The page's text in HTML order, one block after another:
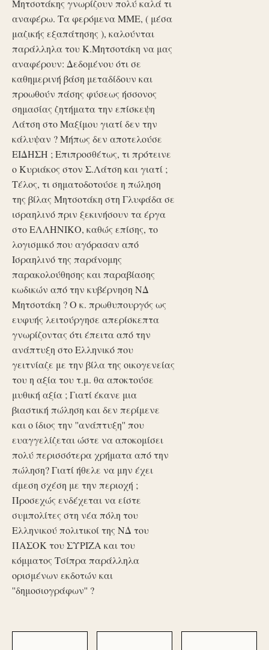
Μητσοτάκης γνωρίζουν πολύ καλά τι
αναφέρω. Τα φερόμενα ΜΜΕ, ( μέσα
μαζικής εξαπάτησης ), καλούνται
παράλληλα του Κ.Μητσοτάκη να μας
αναφέρουν: Δεδομένου ότι σε
καθημερινή βάση μεταδίδουν και
προωθούν πάσης φύσεως ήσσονος
σημασίας ζητήματα την επίσκεψη
Λάτση στο Μαξίμου γιατί δεν την
κάλυψαν ? Μήπως δεν αποτελούσε
ΕΙΔΗΣΗ ; Επιπροσθέτως, τι πρότεινε
ο Κυριάκος στον Σ.Λάτση και γιατί ;
Τέλος, τι σηματοδοτούσε η πώληση
της βίλας Μητσοτάκη στη Γλυφάδα σε
ισραηλινό πριν ξεκινήσουν τα έργα
στο ΕΛΛΗΝΙΚΟ, καθώς επίσης, το
λογισμικό που αγόρασαν από
Ισραηλινό της παράνομης
παρακολούθησης και παραβίασης
κωδικών από την κυβέρνηση ΝΔ
Μητσοτάκη ? Ο κ. πρωθυπουργός ως
ευφυής λειτούργησε απερίσκεπτα
γνωρίζοντας ότι έπειτα από την
ανάπτυξη στο Ελληνικό που
γειτνίαζε με την βίλα της οικογενείας
του η αξία του τ.μ. θα αποκτούσε
μυθική αξία ; Γιατί έκανε μια
βιαστική πώληση και δεν περίμενε
και ο ίδιος την ''ανάπτυξη'' που
ευαγγελίζεται ώστε να αποκομίσει
πολύ περισσότερα χρήματα από την
πώληση? Γιατί ήθελε να μην έχει
άμεση σχέση με την περιοχή ;
Προσεχώς ενδέχεται να είστε
συμπολίτες στη νέα πόλη του
Ελληνικού πολιτικοί της ΝΔ του
ΠΑΣΟΚ του ΣΥΡΙΖΑ και του
κόμματος Τσίπρα παράλληλα
ορισμένων εκδοτών και
''δημοσιογράφων'' ?